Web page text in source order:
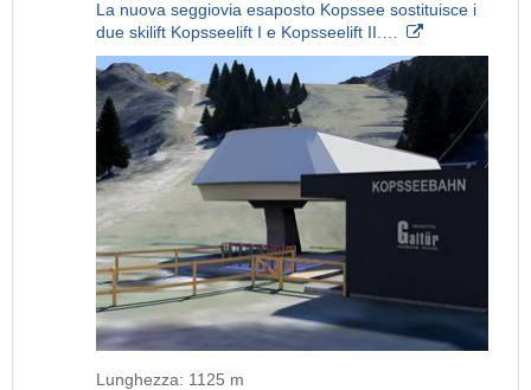
La nuova seggiovia esaposto Kopssee sostituisce i
due skilift Kopsseelift I e Kopsseelift II.…
Lunghezza: 1125 m